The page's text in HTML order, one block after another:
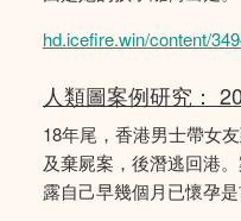
hd.icefire.win/content/
人類圖案例研究：
18年尾，香港男士帶女
及棄屍案，後潛逃回港
露自己早幾個月已懷孕